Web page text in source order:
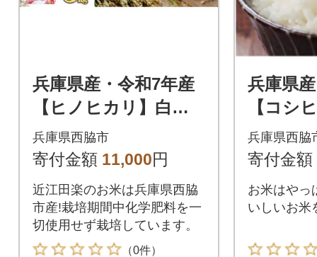
兵庫県産・令和7年産
【ヒノヒカリ】白
米 5kg
兵庫県西脇市
寄付金額 11,000円
近江田楽のお米は兵庫県西脇
市産!栽培期間中化学肥料を一
切使用せず栽培しています。
（0件）
兵庫県
【コシ
kg】
兵庫県西脇
寄付金額
お米はやっ
いしいお米